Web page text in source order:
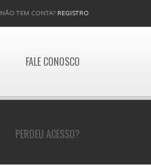
NÃO TEM CONTA? REGISTRO
FALE CONOSCO
PERDEU ACESSO?